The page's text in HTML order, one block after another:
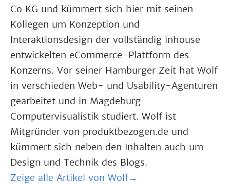
Co KG und kümmert sich hier mit seinen
Kollegen um Konzeption und
Interaktionsdesign der vollständig inhouse
entwickelten eCommerce-Plattform des
Konzerns. Vor seiner Hamburger Zeit hat Wolf
in verschieden Web- und Usability-Agenturen
gearbeitet und in Magdeburg
Computervisualistik studiert. Wolf ist
Mitgründer von produktbezogen.de und
kümmert sich neben den Inhalten auch um
Design und Technik des Blogs.
Zeige alle Artikel von Wolf→